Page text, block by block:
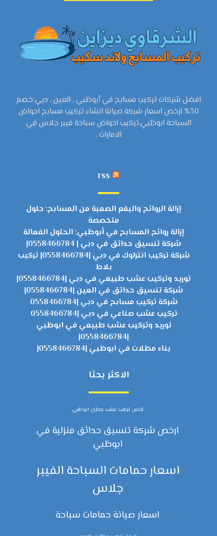
افضل شركات تركيب مسابح في أبوظبي , العين , دبي:خصم
30% ارخص اسعار شركة صيانة انشاء تركيب مسابح احواض
السباحة ابوظبي,تركيب احواض سباحة فيبر جلاس في
الامارات .
rss
إزالة الروائح والبقع الصعبة من المسابح: حلول
متخصصة
إزالة روائح المسابح في أبوظبي: الحلول الفعالة
شركة تنسيق حدائق في دبي | 0558466784|
شركة تركيب انترلوك في دبي |0558466784| تركيب
بلاط
توريد وتركيب عشب طبيعي في دبي |0558466784|
شركة تنسيق حدائق في العين |0558466784|
شركة تركيب مسابح في دبي |0558466784
تركيب عشب صناعي في دبي |0558466784
توريد وتركيب عشب طبيعي في ابوظبي
|0558466784|
بناء مظلات في ابوظبي |0558466784|
الاكثر بحثا
ارخص تركيب عشب جداري ابوظبي
ارخص شركة تنسيق حدائق منزلية في
ابوظبي
اسعار حمامات السباحة الفيبر
جلاس
اسعار صيانة حمامات سباحة